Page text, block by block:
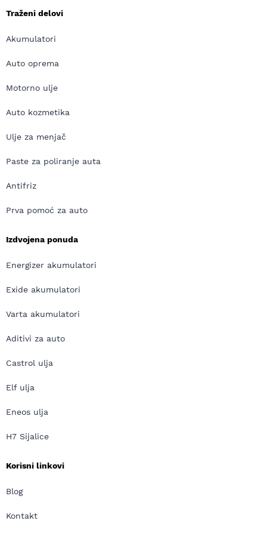
Traženi delovi
Akumulatori
Auto oprema
Motorno ulje
Auto kozmetika
Ulje za menjač
Paste za poliranje auta
Antifriz
Prva pomoć za auto
Izdvojena ponuda
Energizer akumulatori
Exide akumulatori
Varta akumulatori
Aditivi za auto
Castrol ulja
Elf ulja
Eneos ulja
H7 Sijalice
Korisni linkovi
Blog
Kontakt